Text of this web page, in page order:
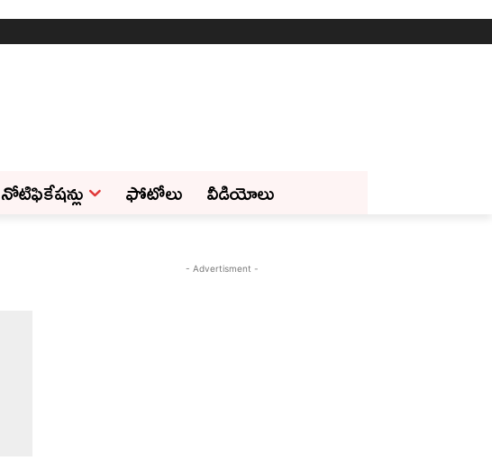
నోటిఫికేషన్లు ఫోటోలు వీడియోలు
- Advertisment -